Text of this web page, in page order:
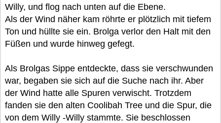
Willy, und flog nach unten auf die Ebene.
Als der Wind näher kam röhrte er plötzlich mit tiefem
Ton und hüllte sie ein. Brolga verlor den Halt mit den
Füßen und wurde hinweg gefegt.
Als Brolgas Sippe entdeckte, dass sie verschwunden
war, begaben sie sich auf die Suche nach ihr. Aber
der Wind hatte alle Spuren verwischt. Trotzdem
fanden sie den alten Coolibah Tree und die Spur, die
von dem Willy -Willy stammte. Sie beschlossen